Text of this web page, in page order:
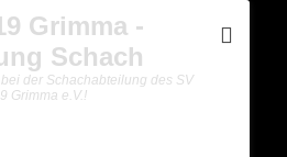
Grimma -
Schach
der Schachabteilung des SV
Grimma e.V.!